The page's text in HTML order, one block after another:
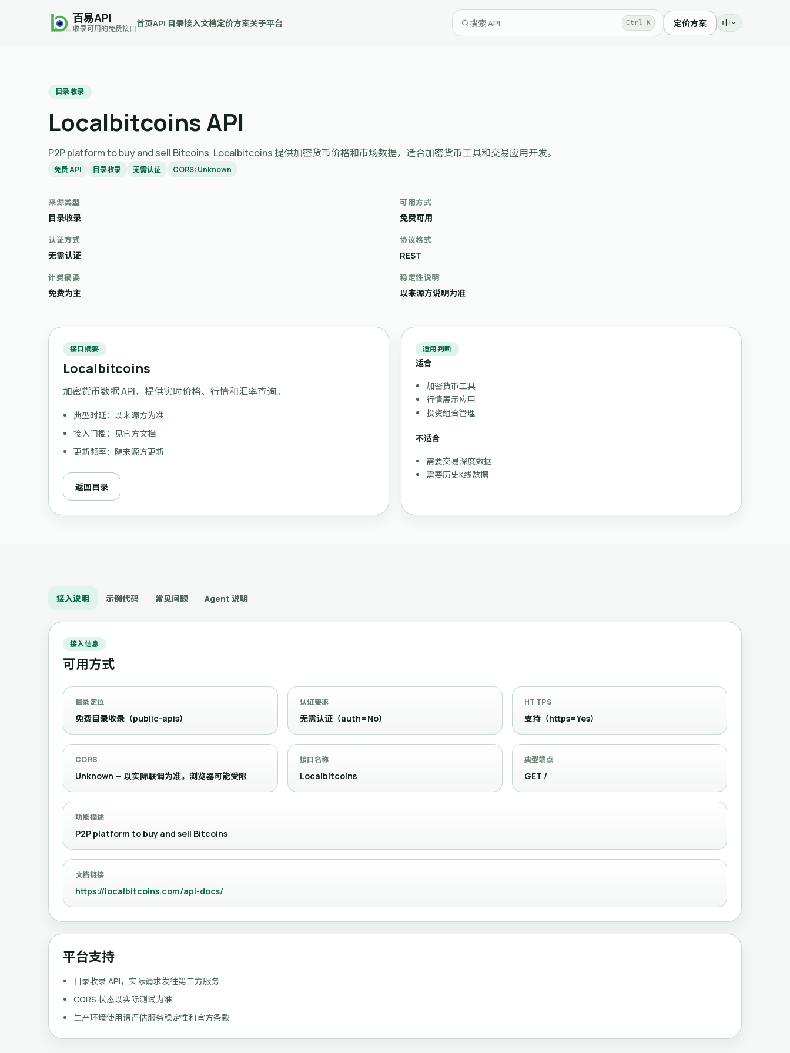
百易API
收录可用的免费接口
首页API 目录接入文档定价方案关于平台 Ctrl K 定价方案 中
目录收录
Localbitcoins API
P2P platform to buy and sell Bitcoins. Localbitcoins 提供加密货币价格和市场数据，适合加密货币工具和交易应用开发。
免费 API 目录收录 无需认证 CORS: Unknown
来源类型
目录收录
可用方式
免费可用
认证方式
无需认证
协议格式
REST
计费摘要
免费为主
稳定性说明
以来源方说明为准
接口摘要
Localbitcoins
加密货币数据 API，提供实时价格、行情和汇率查询。
典型时延：以来源方为准
接入门槛：见官方文档
更新频率：随来源方更新
返回目录
适用判断
适合
加密货币工具
行情展示应用
投资组合管理
不适合
需要交易深度数据
需要历史K线数据
接入说明 示例代码 常见问题 Agent 说明
接入信息
可用方式
目录定位
免费目录收录（public-apis）
认证要求
无需认证（auth=No）
HTTPS
支持（https=Yes）
CORS
Unknown — 以实际联调为准，浏览器可能受限
接口名称
Localbitcoins
典型端点
GET /
功能描述
P2P platform to buy and sell Bitcoins
文档链接
https://localbitcoins.com/api-docs/
平台支持
目录收录 API，实际请求发往第三方服务
CORS 状态以实际测试为准
生产环境使用请评估服务稳定性和官方条款